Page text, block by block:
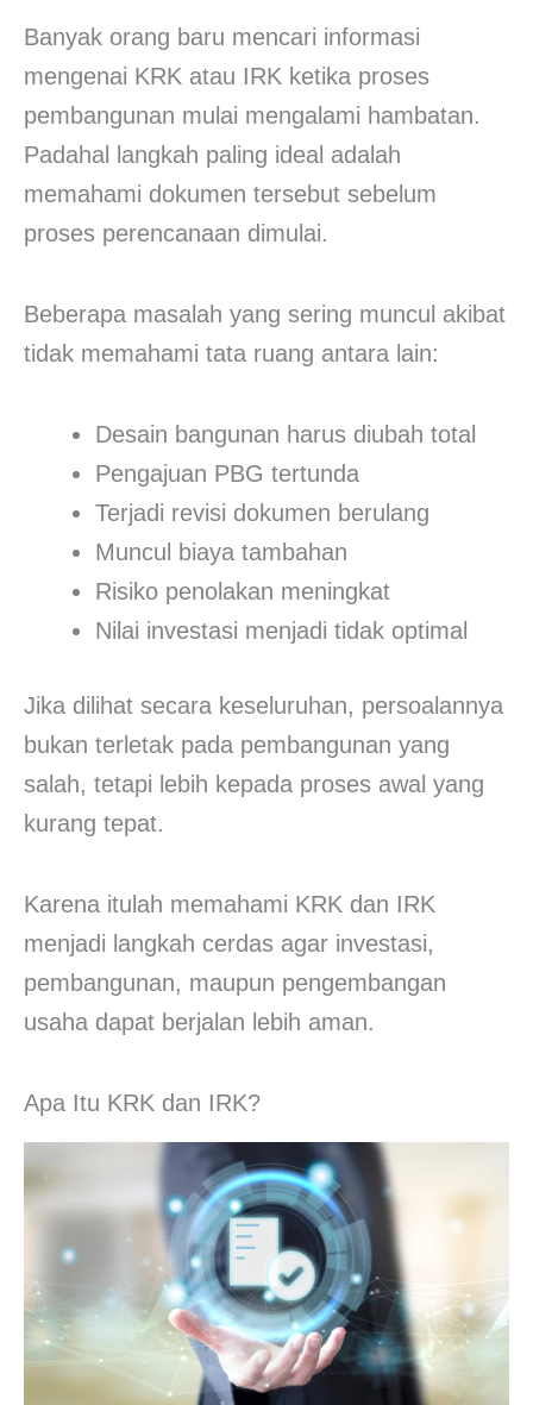
Banyak orang baru mencari informasi
mengenai KRK atau IRK ketika proses
pembangunan mulai mengalami hambatan.
Padahal langkah paling ideal adalah
memahami dokumen tersebut sebelum
proses perencanaan dimulai.
Beberapa masalah yang sering muncul akibat
tidak memahami tata ruang antara lain:
Desain bangunan harus diubah total
Pengajuan PBG tertunda
Terjadi revisi dokumen berulang
Muncul biaya tambahan
Risiko penolakan meningkat
Nilai investasi menjadi tidak optimal
Jika dilihat secara keseluruhan, persoalannya
bukan terletak pada pembangunan yang
salah, tetapi lebih kepada proses awal yang
kurang tepat.
Karena itulah memahami KRK dan IRK
menjadi langkah cerdas agar investasi,
pembangunan, maupun pengembangan
usaha dapat berjalan lebih aman.
Apa Itu KRK dan IRK?